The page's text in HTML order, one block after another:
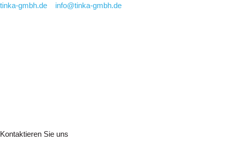
Zum
tinka-gmbh.de info@tinka-gmbh.de
Kontaktieren Sie uns